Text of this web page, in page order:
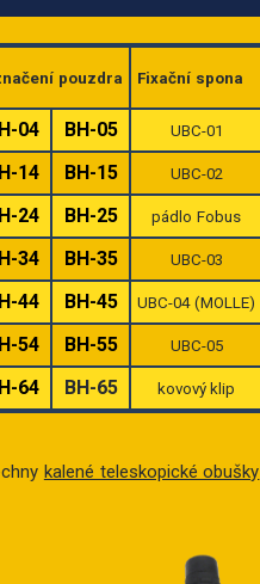
pouzdra Fixační spona
04 BH-05 UBC-01
14 BH-15 UBC-02
24 BH-25 pádlo Fobus
34 BH-35 UBC-03
44
BH-45 UBC-04 (MOLLE)
54 BH-55 UBC-05
64
BH-65 kovový klip
kalené teleskopické obušky